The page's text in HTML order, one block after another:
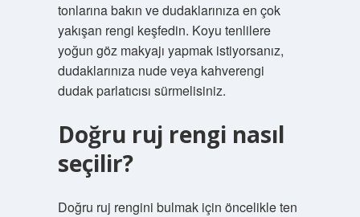
tonlarına bakın ve dudaklarınıza en çok
yakışan rengi keşfedin. Koyu tenlilere
yoğun göz makyajı yapmak istiyorsanız,
dudaklarınıza nude veya kahverengi
dudak parlatıcısı sürmelisiniz.
Doğru ruj rengi nasıl
seçilir?
Doğru ruj rengini bulmak için öncelikle ten